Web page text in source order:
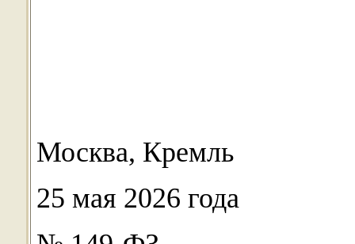
Москва, Кремль
25 мая 2026 года